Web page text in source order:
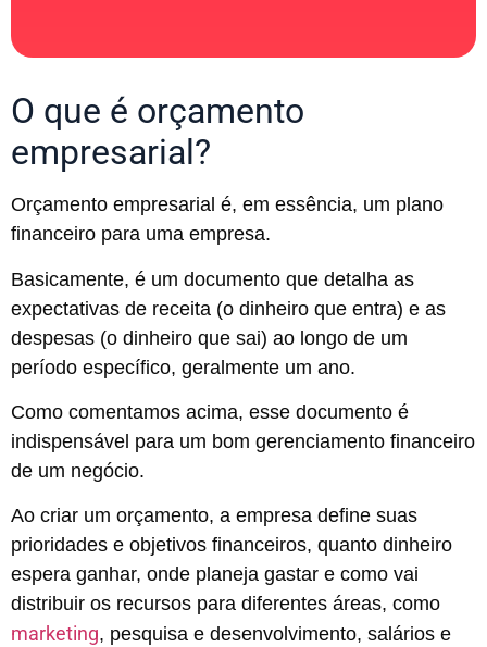
O que é orçamento
empresarial?
Orçamento empresarial é, em essência, um plano
financeiro para uma empresa.
Basicamente, é um documento que detalha as
expectativas de receita (o dinheiro que entra) e as
despesas (o dinheiro que sai) ao longo de um
período específico, geralmente um ano.
Como comentamos acima, esse documento é
indispensável para um bom gerenciamento financeiro
de um negócio.
Ao criar um orçamento, a empresa define suas
prioridades e objetivos financeiros, quanto dinheiro
espera ganhar, onde planeja gastar e como vai
distribuir os recursos para diferentes áreas, como
marketing, pesquisa e desenvolvimento, salários e